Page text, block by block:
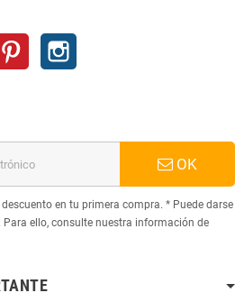
Pinterest
OK
en tu primera compra. * Puede darse
ello, consulte nuestra información de